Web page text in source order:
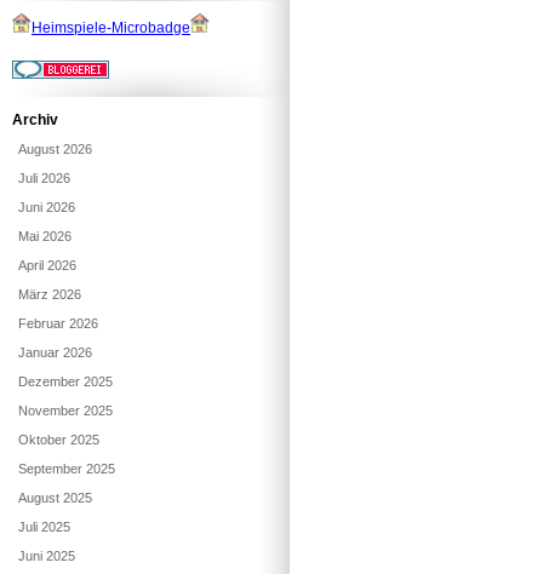
Heimspiele-Microbadge
Archiv
August 2026
Juli 2026
Juni 2026
Mai 2026
April 2026
März 2026
Februar 2026
Januar 2026
Dezember 2025
November 2025
Oktober 2025
September 2025
August 2025
Juli 2025
Juni 2025